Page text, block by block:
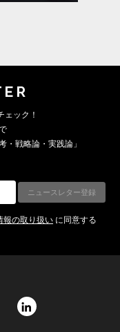
ェック！
・戦略論・実践論」
報の取り扱い に同意する